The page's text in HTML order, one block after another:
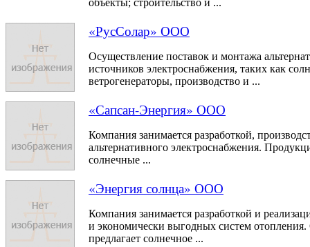
объекты; строительство и ...
«РусСолар» ООО
Осуществление поставок и монтажа
источников электроснабжения, таких как
ветрогенераторы, производство и ...
«Сапсан-Энергия» ООО
Компания занимается разработкой,
альтернативного электроснабжения.
солнечные ...
«Энергия солнца» ООО
Компания занимается разработкой и
и экономически выгодных систем
предлагает солнечное ...